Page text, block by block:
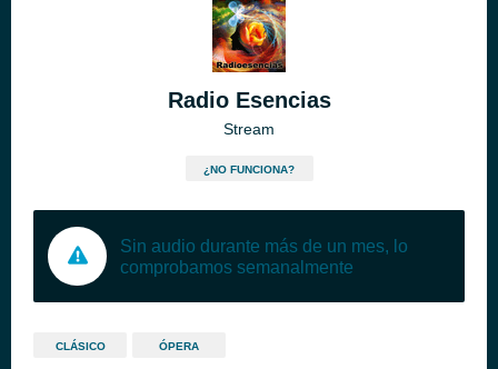
Radio Esencias
Stream
¿NO FUNCIONA?
Sin audio durante más de un mes, lo
comprobamos semanalmente
CLÁSICO ÓPERA